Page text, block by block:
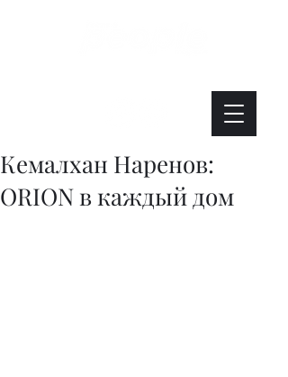
Кемалхан Наренов:
ORION в каждый дом